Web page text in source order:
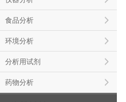
食品分析
环境分析
分析用试剂
药物分析